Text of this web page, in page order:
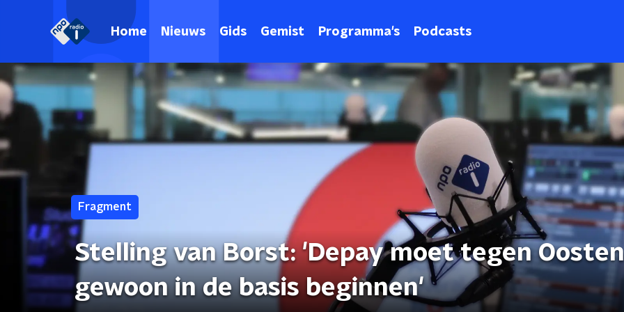
Home Nieuws Gids Gemist Programma's Podcasts
Fragment
Stelling van Borst: 'Depay moet tegen
gewoon in de basis beginnen'